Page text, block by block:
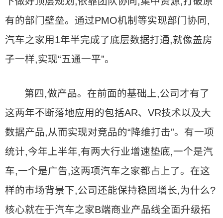
有的部门壁垒。通过PMO机制等实现部门协同,
汽车之家用1年半完成了底层数据打通,就像盖房
子一样,实现“五通一平”。
第四,做产品。在前面的基础上,公司才有了
这两年不断落地应用的包括AR、VR技术以及大
数据产品,从而实现对竞品的“降维打击”。有一项
统计,今年上半年,有两大行业增速垫底,一个是汽
车,一个是广告,这两项汽车之家都占上了。在这
样的市场背景下,公司还能保持稳固增长,为什么?
核心就在于汽车之家B端商业产品线全面升级拓